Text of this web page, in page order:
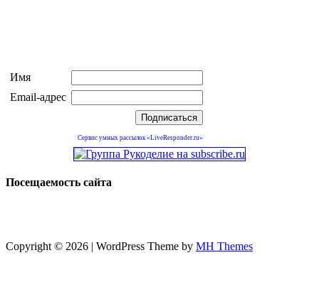
Имя
Email-адрес
Сервис умных рассылок «LiveResponder.ru»
Посещаемость сайта
Copyright © 2026 | WordPress Theme by MH Themes